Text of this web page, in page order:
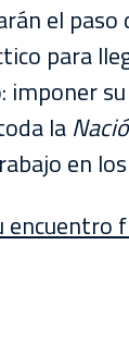
el paso
para
la
en
encuentro